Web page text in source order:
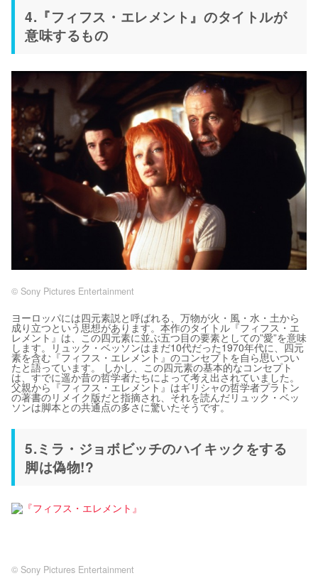
4.『フィフス・エレメント』のタイトルが
意味するもの
© Sony Pictures Entertainment
ヨーロッパには四元素説と呼ばれる、万物が火・風・水・土から
成り立つという思想があります。本作のタイトル『フィフス・エ
レメント』は、この四元素に並ぶ五つ目の要素としての”愛”を意味
します。リュック・ベッソンはまだ10代だった1970年代に、四元
素を含む『フィフス・エレメント』のコンセプトを自ら思いつい
たと語っています。 しかし、この四元素の基本的なコンセプト
は、すでに遥か昔の哲学者たちによって考え出されていました。
父親から『フィフス・エレメント』はギリシャの哲学者プラトン
の著書のリメイク版だと指摘され、それを読んだリュック・ベッ
ソンは脚本との共通点の多さに驚いたそうです。
5.ミラ・ジョボビッチのハイキックをする
脚は偽物!?
© Sony Pictures Entertainment